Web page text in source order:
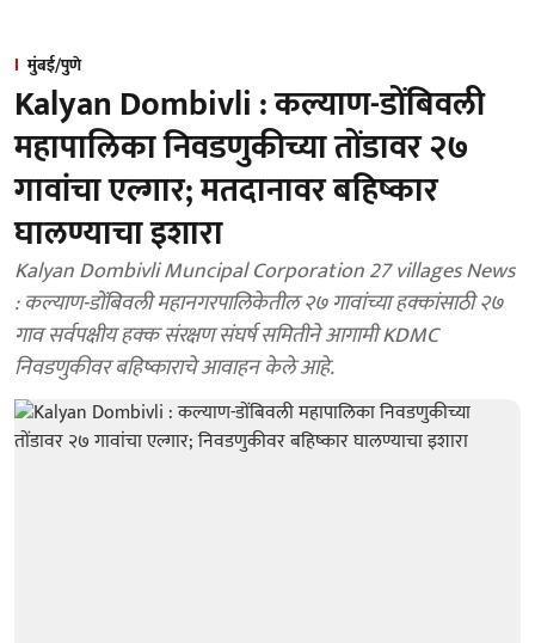
मुंबई/पुणे
Kalyan Dombivli : कल्याण-डोंबिवली
महापालिका निवडणुकीच्या तोंडावर २७
गावांचा एल्गार; मतदानावर बहिष्कार
घालण्याचा इशारा
Kalyan Dombivli Muncipal Corporation 27 villages News
: कल्याण-डोंबिवली महानगरपालिकेतील २७ गावांच्या हक्कांसाठी २७
गाव सर्वपक्षीय हक्क संरक्षण संघर्ष समितीने आगामी KDMC
निवडणुकीवर बहिष्काराचे आवाहन केले आहे.